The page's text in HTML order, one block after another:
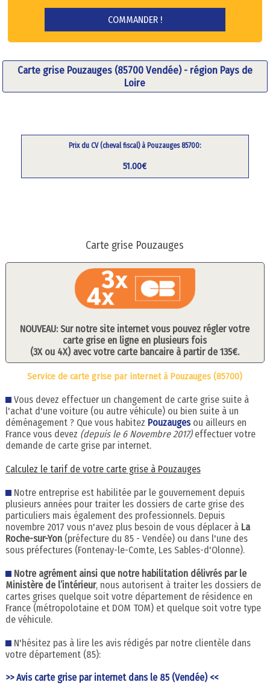
Carte grise Pouzauges (85700 Vendée) - région Pays de
Loire
Prix du CV (cheval fiscal) à Pouzauges 85700:
51.00€
Carte grise Pouzauges
NOUVEAU: Sur notre site internet vous pouvez régler votre
carte grise en ligne en plusieurs fois
(3X ou 4X) avec votre carte bancaire à partir de 135€.
Service de carte grise par internet à Pouzauges (85700)
Vous devez effectuer un changement de carte grise suite à
l'achat d'une voiture (ou autre véhicule) ou bien suite à un
déménagement ? Que vous habitez Pouzauges ou ailleurs en
France vous devez (depuis le 6 Novembre 2017)effectuer votre
demande de carte grise par internet.
Calculez le tarif de votre carte grise à Pouzauges
Notre entreprise est habilitée par le gouvernement depuis
plusieurs années pour traiter les dossiers de carte grise des
particuliers mais également des professionnels. Depuis
novembre 2017 vous n'avez plus besoin de vous déplacer à La
Roche-sur-Yon(préfecture du 85 - Vendée) ou dans l'une des
sous préfectures (Fontenay-le-Comte, Les Sables-d'Olonne).
Notre agrément ainsi que notre habilitation délivrés par le
Ministère de l’intérieur, nous autorisent à traiter les dossiers de
cartes grises quelque soit votre département de résidence en
France (métropolotaine et DOM TOM) et quelque soit votre type
de véhicule.
N'hésitez pas à lire les avis rédigés par notre clientèle dans
votre département (85):
>> Avis carte grise par internet dans le 85 (Vendée) <<